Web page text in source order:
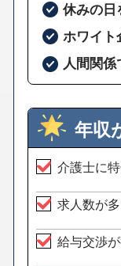
休みの日
ホワイト
人間関係
年収
介護士に
求人数が
給与交渉